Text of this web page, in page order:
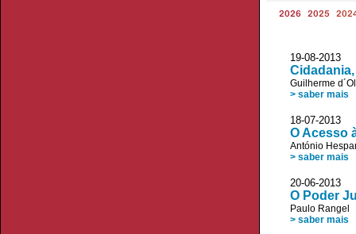
2026 2025
19-08-
Guilherme
> saber mais
18-07-
O Acesso
António
> saber mais
20-06-
O Poder
Paulo Rangel
> saber mais